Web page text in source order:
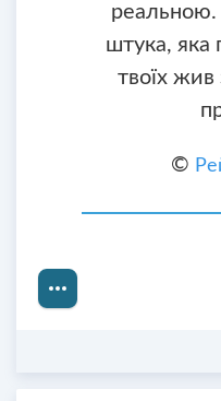
штука, яка
твоїх
©